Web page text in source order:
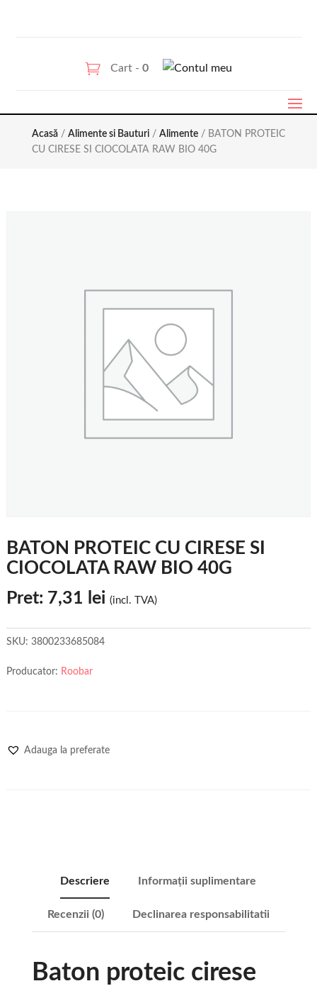
Cart - 0
Acasă/ Alimente si Bauturi/ Alimente/ BATON PROTEIC
CU CIRESE SI CIOCOLATA RAW BIO 40G
BATON PROTEIC CU CIRESE SI
CIOCOLATA RAW BIO 40G
Pret: 7,31 lei (incl. TVA)
SKU: 3800233685084
Producator: Roobar
Adauga la preferate
Descriere Informații suplimentare
Recenzii (0) Declinarea responsabilitatii
Baton proteic cirese